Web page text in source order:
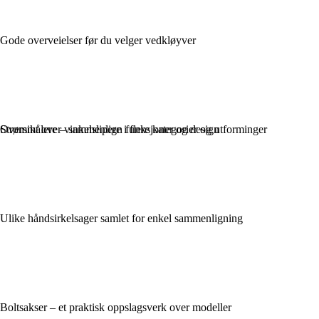
Gode overveielser før du velger vedkløyver
Oversikt over vinkelslipere i flere kategorier og utforminger
Ulike håndsirkelsager samlet for enkel sammenligning
Boltsakser – et praktisk oppslagsverk over modeller
Strømmålere – sammenlign funksjoner og design